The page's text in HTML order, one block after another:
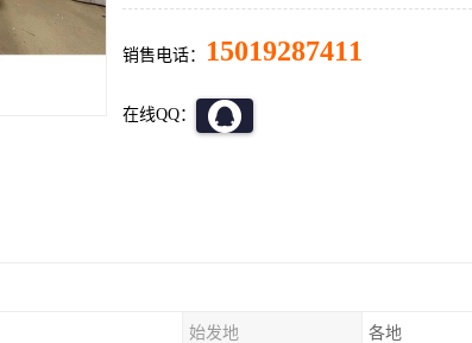
销售电话： 15019287411
在线QQ：
始发地 各地